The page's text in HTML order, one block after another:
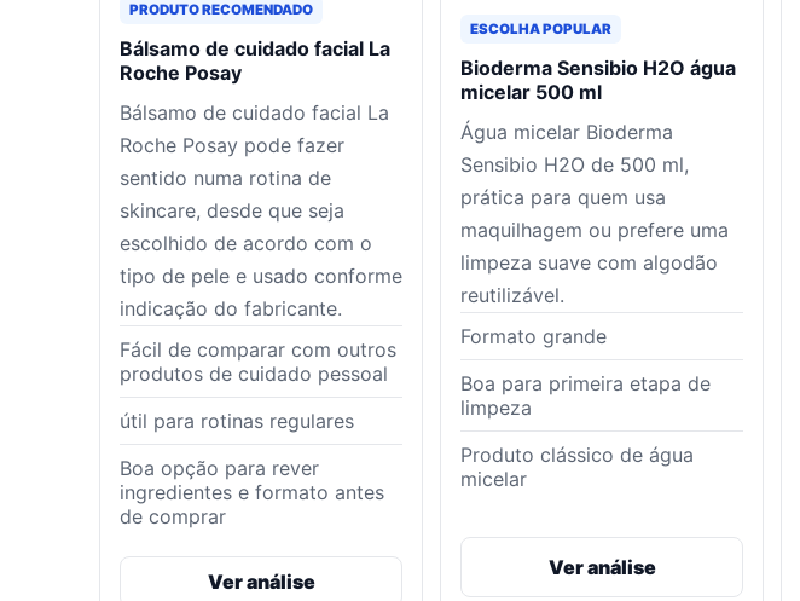
PRODUTO RECOMENDADO
Bálsamo de cuidado facial La
Roche Posay
Bálsamo de cuidado facial La
Roche Posay pode fazer
sentido numa rotina de
skincare, desde que seja
escolhido de acordo com o
tipo de pele e usado conforme
indicação do fabricante.
Fácil de comparar com outros
produtos de cuidado pessoal
útil para rotinas regulares
Boa opção para rever
ingredientes e formato antes
de comprar
Ver análise
ESCOLHA POPULAR
Bioderma Sensibio H2O água
micelar 500 ml
Água micelar Bioderma
Sensibio H2O de 500 ml,
prática para quem usa
maquilhagem ou prefere uma
limpeza suave com algodão
reutilizável.
Formato grande
Boa para primeira etapa de
limpeza
Produto clássico de água
micelar
Ver análise